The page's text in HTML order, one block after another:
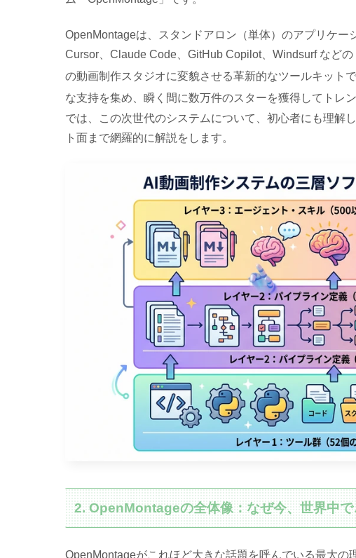
OpenMontageは、スタンドアロン（単体）のアプリケ
Cursor、Claude Code、GitHub Copilot、Windsurf など
の動画制作スタジオに変貌させる革新的なツールキット
な支持を集め、瞬く間に数万件のスターを獲得してトレ
では、この次世代のシステムについて、初心者にも理解
ト面まで網羅的に解説をします。
2. OpenMontageの全体像：なぜ今、世界中
OpenMontageがこれほど大きな話題を呼んでいる最大